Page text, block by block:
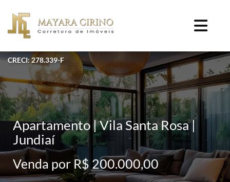
CRECI: 278.339-F
Apartamento | Vila Santa Rosa |
Jundiaí
Venda por R$ 200.000,00